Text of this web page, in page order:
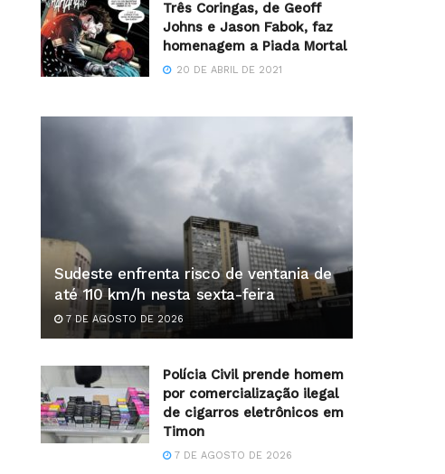
Três Coringas, de Geoff
Johns e Jason Fabok, faz
homenagem a Piada Mortal
20 DE ABRIL DE 2021
Sudeste enfrenta risco de ventania de
até 110 km/h nesta sexta-feira
7 DE AGOSTO DE 2026
Polícia Civil prende homem
por comercialização ilegal
de cigarros eletrônicos em
Timon
7 DE AGOSTO DE 2026